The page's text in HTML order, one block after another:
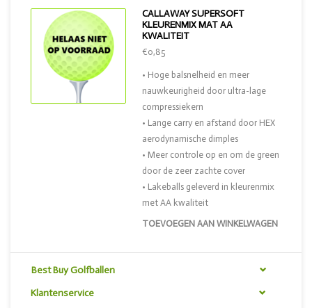
CALLAWAY SUPERSOFT
KLEURENMIX MAT AA
KWALITEIT
TOEVOEGEN AAN WINKELWAGEN
€0,85
• Hoge balsnelheid en meer
nauwkeurigheid door ultra-lage
compressiekern
• Lange carry en afstand door HEX
aerodynamische dimples
• Meer controle op en om de green
door de zeer zachte cover
• Lakeballs geleverd in kleurenmix
met AA kwaliteit
Best Buy Golfballen
Klantenservice